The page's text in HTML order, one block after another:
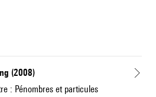
(2008)
: Pénombres et particules